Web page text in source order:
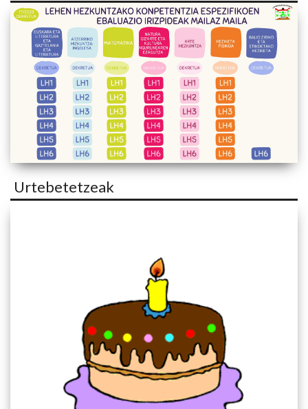
Urtebetetzeak